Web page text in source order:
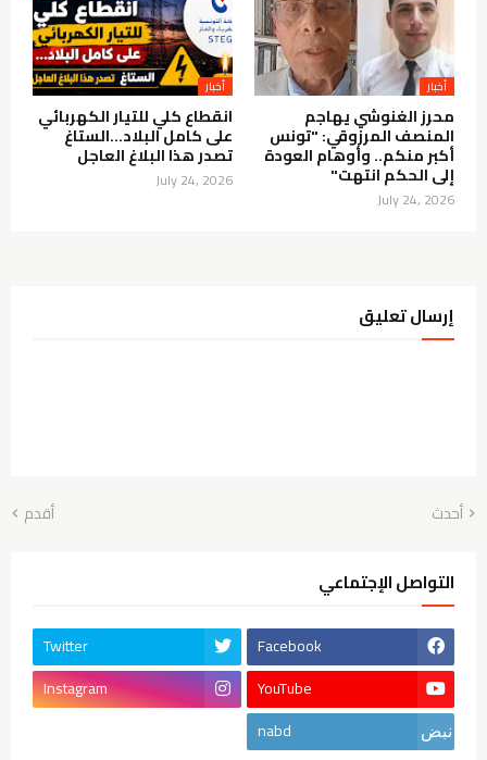
أخبار
محرز الغنوشي يهاجم
المنصف المرزوقي: "تونس
أكبر منكم.. وأوهام العودة
إلى الحكم انتهت"
July 24, 2026
أخبار
انقطاع كلي للتيار الكهربائي
على كامل البلاد…الستاغ
تصدر هذا البلاغ العاجل
July 24, 2026
إرسال تعليق
أحدث أقدم
التواصل الإجتماعي
Facebook
Twitter
YouTube
Instagram
nabd